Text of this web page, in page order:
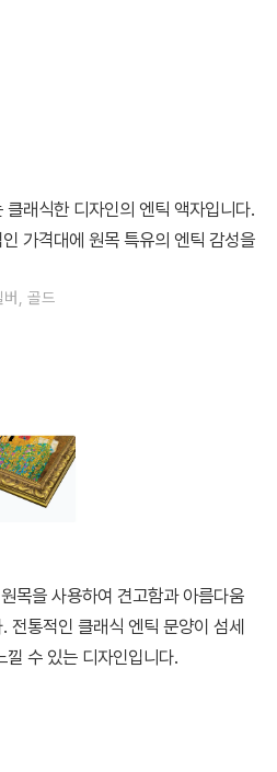
래식한 디자인의 엔틱 액자입니다.
가격대에 원목 특유의 엔틱 감성을
, 골드
목을 사용하여 견고함과 아름다움
전통적인 클래식 엔틱 문양이 섬세
수 있는 디자인입니다.